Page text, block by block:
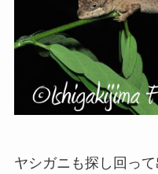
ヤシガニも探し回って